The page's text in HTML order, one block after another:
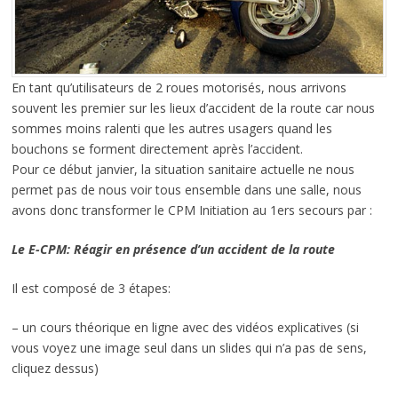
En tant qu’utilisateurs de 2 roues motorisés, nous arrivons
souvent les premier sur les lieux d’accident de la route car nous
sommes moins ralenti que les autres usagers quand les
bouchons se forment directement après l’accident.
Pour ce début janvier, la situation sanitaire actuelle ne nous
permet pas de nous voir tous ensemble dans une salle, nous
avons donc transformer le CPM Initiation au 1ers secours par :
Le E-CPM: Réagir en présence d’un accident de la route
Il est composé de 3 étapes:
– un cours théorique en ligne avec des vidéos explicatives (si
vous voyez une image seul dans un slides qui n’a pas de sens,
cliquez dessus)